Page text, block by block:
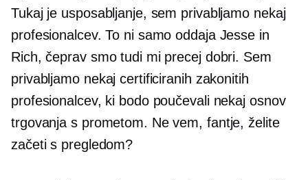
Tukaj je usposabljanje, sem privabljamo nekaj
profesionalcev. To ni samo oddaja Jesse in
Rich, čeprav smo tudi mi precej dobri. Sem
privabljamo nekaj certificiranih zakonitih
profesionalcev, ki bodo poučevali nekaj osnov
trgovanja s prometom. Ne vem, fantje, želite
začeti s pregledom?